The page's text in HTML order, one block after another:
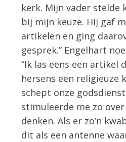
kerk. Mijn vader stelde
bij mijn keuze. Hij gaf
artikelen en ging
gesprek.” Engelhart
“Ik las eens een artikel
hersens een religieuze
schept onze
stimuleerde me zo
denken. Als er zo’n
dit als een antenne